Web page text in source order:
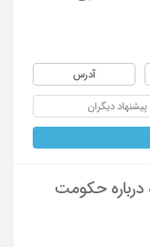
آدرس
پیشنهاد دیگران
حکومت